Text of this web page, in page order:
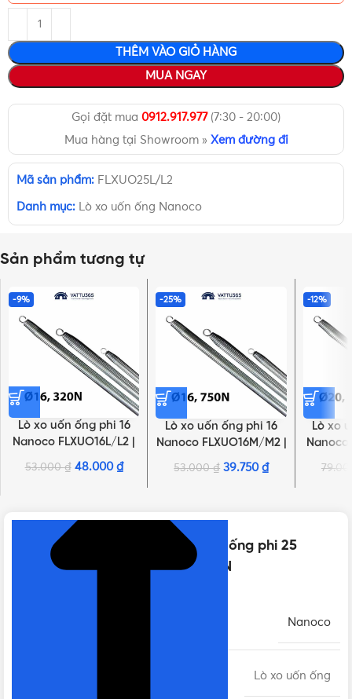
THÊM VÀO GIỎ HÀNG
MUA NGAY
Gọi đặt mua 0912.917.977(7:30 - 20:00)
Mua hàng tại Showroom » Xem đường đi
Mã sản phẩm: FLXUO25L/L2
Danh mục: Lò xo uốn ống Nanoco
Sản phẩm tương tự
-9%
Lò xo uốn ống phi 16
Nanoco FLXUO16L/L2 |
Loại 320N
53.000₫ 48.000 ₫
-25%
Lò xo uốn ống phi 16
Nanoco FLXUO16M/M2 |
Loại 750N
53.000₫ 39.750₫
-12%
Lò xo
Nanoco
Thông số kỹ thuật của Lò xo uốn ống phi 25
Nanoco FLXUO25L/L2 | Loại 320N
Nanoco
Lò xo uốn ống
NHẤN ĐỂ XEM TIẾP (THU GỌN)